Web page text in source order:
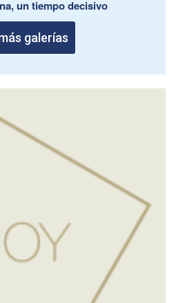
un tiempo decisivo
galerías